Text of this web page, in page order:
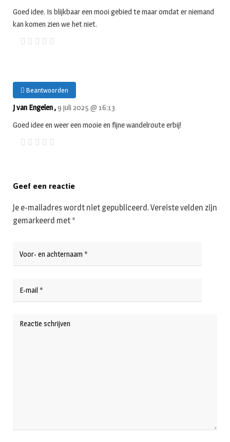
Goed idee. Is blijkbaar een mooi gebied te maar omdat er niemand
kan komen zien we het niet.
Beantwoorden
J van Engelen ,9 juli 2025 @ 16:13
Goed idee en weer een mooie en fijne wandelroute erbij!
Geef een reactie
Je e-mailadres wordt niet gepubliceerd.Vereiste velden zijn
gemarkeerd met *